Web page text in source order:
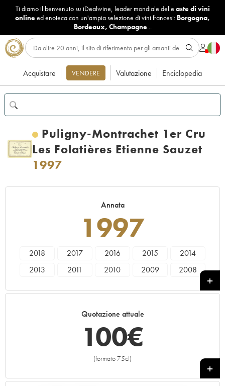
Ti diamo il benvenuto su iDealwine, leader mondiale delle aste di vini
onlineed enoteca con un'ampia selezione di vini francesi: Borgogna,
Bordeaux, Champagne...
Acquistare VENDERE Valutazione Enciclopedia
Puligny-Montrachet 1er Cru
Les Folatières Etienne Sauzet
1997
Annata
1997
2018 2017 2016 2015
2014
2013
2011 2010 2009
2008
Quotazione attuale
100€
(formato 75cl)
+